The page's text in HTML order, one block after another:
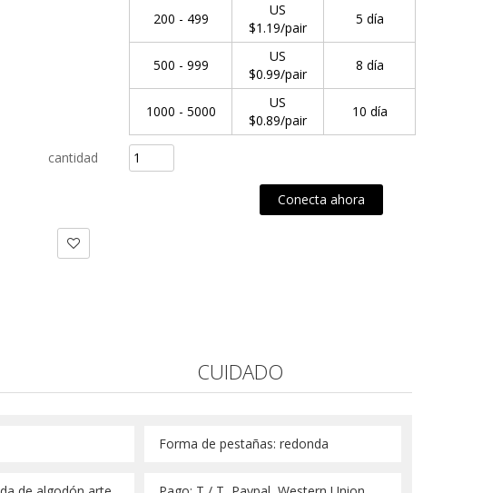
200 - 499
US
$1.19/pair
5 día
500 - 999
US
$0.99/pair
8 día
1000 - 5000
US
$0.89/pair
10 día
cantidad
Conecta ahora
CUIDADO
Forma de pestañas: redonda